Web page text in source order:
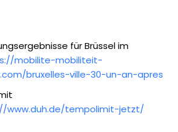
für Brüssel im
mobilite-mobiliteit-
bruxelles-ville-30-un-an-apres
www.duh.de/tempolimit-jetzt/